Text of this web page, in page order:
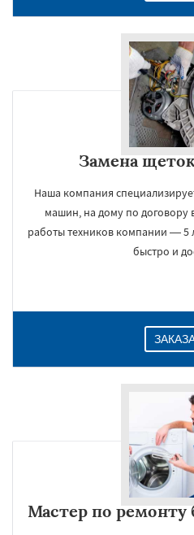
Замена
Наша компания
машин, на дому по договору
работы техников компании — 5
быстро и
Мастер по